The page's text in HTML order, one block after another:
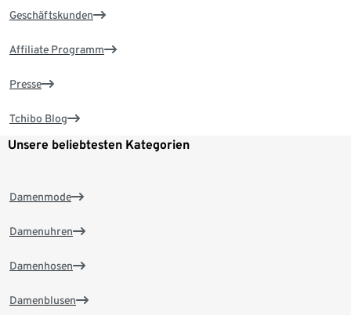
Geschäftskunden
Affiliate Programm
Presse
Tchibo Blog
Unsere beliebtesten Kategorien
Damenmode
Damenuhren
Damenhosen
Damenblusen